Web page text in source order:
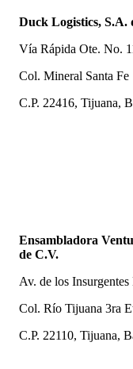
Duck Logistics, S.A.
Vía Rápida Ote. No.
Col. Mineral Santa Fe
C.P. 22416, Tijuana,
Ensambladora
de C.V.
Av. de los
Col. Río Tijuana 3ra
C.P. 22110, Tijuana,